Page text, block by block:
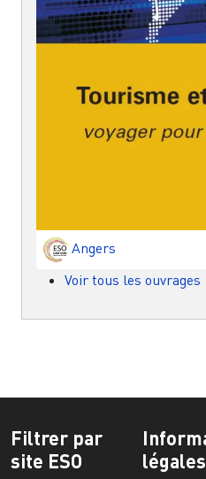
Angers
Voir tous les ouvrages
Filtrer par
site ESO
légales